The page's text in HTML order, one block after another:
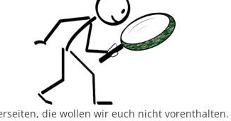
die wollen wir euch nicht